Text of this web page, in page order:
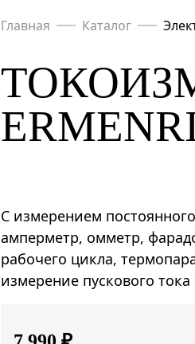
Главная
Каталог
С измерением
амперметр, омметр,
рабочего цикла,
измерение пускового тока